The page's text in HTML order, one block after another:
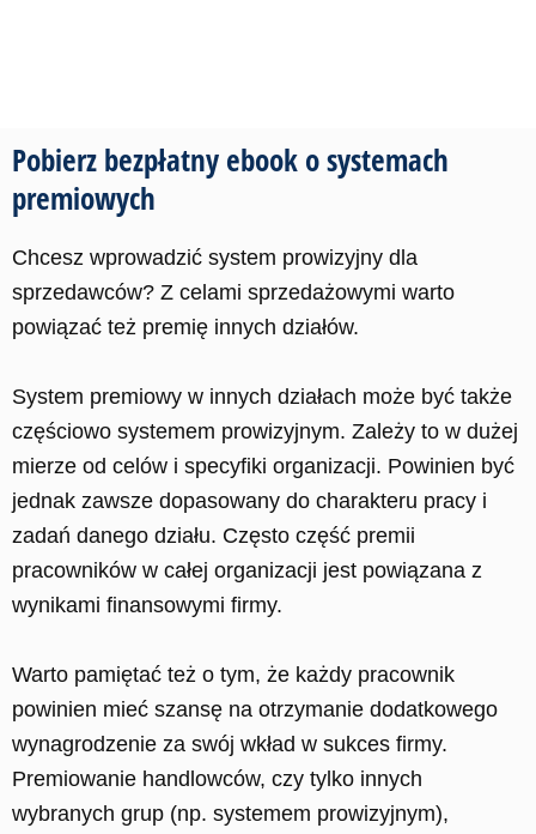
Pobierz bezpłatny ebook o systemach
premiowych
Chcesz wprowadzić system prowizyjny dla
sprzedawców? Z celami sprzedażowymi warto
powiązać też premię innych działów.
System premiowy w innych działach może być także
częściowo systemem prowizyjnym. Zależy to w dużej
mierze od celów i specyfiki organizacji. Powinien być
jednak zawsze dopasowany do charakteru pracy i
zadań danego działu. Często część premii
pracowników w całej organizacji jest powiązana z
wynikami finansowymi firmy.
Warto pamiętać też o tym, że każdy pracownik
powinien mieć szansę na otrzymanie dodatkowego
wynagrodzenie za swój wkład w sukces firmy.
Premiowanie handlowców, czy tylko innych
wybranych grup (np. systemem prowizyjnym),